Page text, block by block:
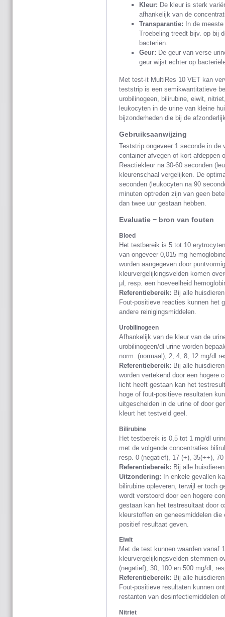
Kleur: De kleur is sterk
afhankelijk van de
Transparantie: In de
Troebeling treedt bijv. op bij
bacteriën.
Geur: De geur van verse
geur wijst echter op
Met test-it MultiRes 10 VET kan
teststrip is een semikwantitatieve
urobilinogeen, bilirubine, eiwit,
leukocyten in de urine van kleine
bijzonderheden die bij de
Gebruiksaanwijzing
Teststrip ongeveer 1 seconde in de
container afvegen of kort afdeppen
Reactiekleur na 30-60 seconden
kleurenschaal vergelijken. De
seconden (leukocyten na 90
minuten optreden zijn van geen
dan twee uur gestaan hebben.
Evaluatie − bron van fouten
Bloed
Het testbereik is 5 tot 10
van ongeveer 0,015 mg
worden aangegeven door
kleurvergelijkingsvelden komen
μl, resp. een hoeveelheid
Referentiebereik: Bij alle
Fout-positieve reacties kunnen het
andere reinigingsmiddelen.
Urobilinogeen
Afhankelijk van de kleur van de
urobilinogeen/dl urine worden
norm. (normaal), 2, 4, 8, 12 mg/dl
Referentiebereik: Bij alle
worden vertekend door een hogere
licht heeft gestaan kan het
hoge of fout-positieve resultaten
uitgescheiden in de urine of door
kleurt het testveld geel.
Bilirubine
Het testbereik is 0,5 tot 1 mg/dl
met de volgende concentraties
resp. 0 (negatief), 17 (+), 35(++),
Referentiebereik: Bij alle
Uitzondering: In enkele gevallen
bilirubine opleveren, terwijl er toch
wordt verstoord door een hogere
gestaan kan het testresultaat door
kleurstoffen en geneesmiddelen
positief resultaat geven.
Eiwit
Met de test kunnen waarden vanaf
kleurvergelijkingsvelden stemmen
(negatief), 30, 100 en 500 mg/dl,
Referentiebereik: Bij alle
Fout-positieve resultaten kunnen
restanten van desinfectiemiddelen
Nitriet